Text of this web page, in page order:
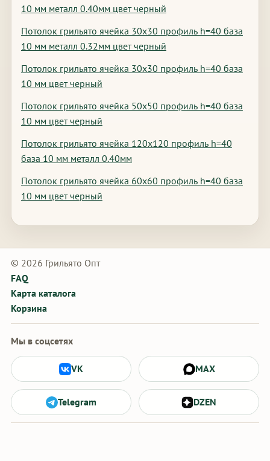
10 мм металл 0.40мм цвет черный
Потолок грильято ячейка 30х30 профиль h=40 база
10 мм металл 0.32мм цвет черный
Потолок грильято ячейка 30х30 профиль h=40 база
10 мм цвет черный
Потолок грильято ячейка 50х50 профиль h=40 база
10 мм цвет черный
Потолок грильято ячейка 120х120 профиль h=40
база 10 мм металл 0.40мм
Потолок грильято ячейка 60х60 профиль h=40 база
10 мм цвет черный
© 2026 Грильято Опт
FAQ
Карта каталога
Корзина
Мы в соцсетях
VK MAX
Telegram DZEN